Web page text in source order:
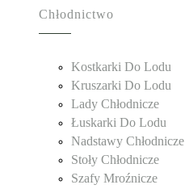
Chłodnictwo
Kostkarki Do Lodu
Kruszarki Do Lodu
Lady Chłodnicze
Łuskarki Do Lodu
Nadstawy Chłodnicze
Stoły Chłodnicze
Szafy Mroźnicze